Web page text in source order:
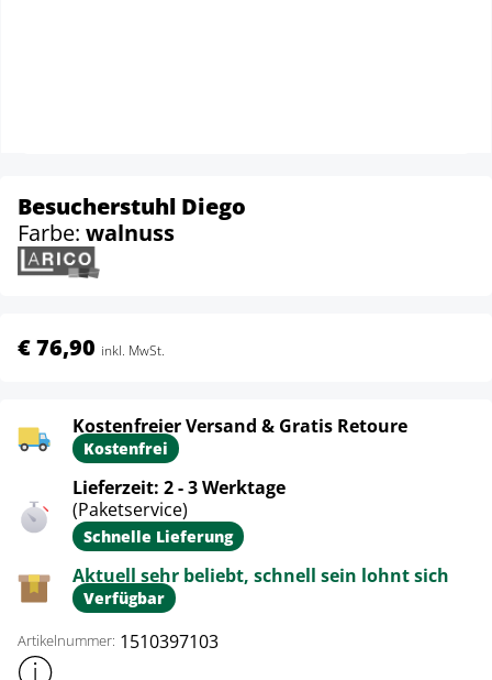
Besucherstuhl Diego
Farbe: walnuss
€ 76,90 inkl. MwSt.
Kostenfreier Versand & Gratis Retoure
Kostenfrei
Lieferzeit: 2 - 3 Werktage
(Paketservice)
Schnelle Lieferung
Aktuell sehr beliebt, schnell sein lohnt sich
Verfügbar
Artikelnummer: 1510397103
Weitere Produktinformationen anzeigen